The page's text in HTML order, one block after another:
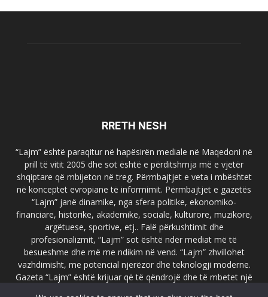
RRETH NESH
“Lajm” është paraqitur në hapësirën mediale në Maqedoni në
prill të vitit 2005 dhe sot është e përditshmja më e vjetër
shqiptare që mbijeton në treg. Përmbajtjet e veta i mbështet
në konceptet evropiane të informimit. Përmbajtjet e gazetës
“Lajm” janë dinamike, nga sfera politike, ekonomiko-
financiare, historike, akademike, sociale, kulturore, muzikore,
argëtuese, sportive, etj.. Falë përkushtimit dhe
profesionalizmit, “Lajm” sot është ndër mediat më të
besueshme dhe më me ndikim në vend. “Lajm” zhvillohet
vazhdimisht, me potencial njerëzor dhe teknologji moderne.
Gazeta “Lajm” është krijuar që të qëndrojë dhe të mbetet një